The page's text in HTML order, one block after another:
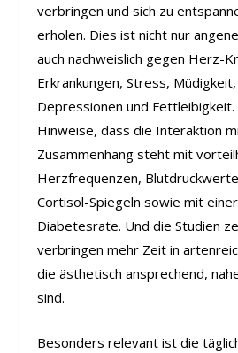
verbringen und sich zu
erholen. Dies ist nicht nur
auch nachweislich gegen Herz-
Erkrankungen, Stress,
Depressionen und Fettleibigkeit.
Hinweise, dass die Interaktion
Zusammenhang steht mit
Herzfrequenzen,
Cortisol-Spiegeln sowie mit
Diabetesrate. Und die Studien
verbringen mehr Zeit in
die ästhetisch ansprechend,
sind.
Besonders relevant ist die